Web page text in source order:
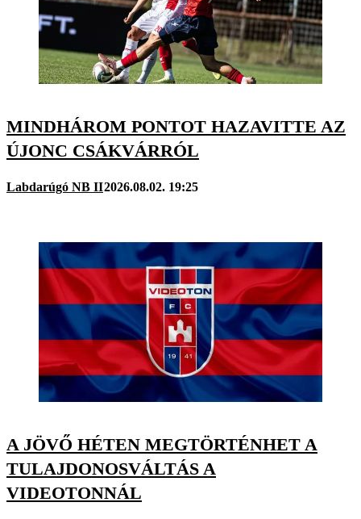
MINDHÁROM PONTOT HAZAVITTE AZ
ÚJONC CSÁKVÁRRÓL
Labdarúgó NB II2026.08.02. 19:25
A JÖVŐ HÉTEN MEGTÖRTÉNHET A
TULAJDONOSVÁLTÁS A
VIDEOTONNÁL